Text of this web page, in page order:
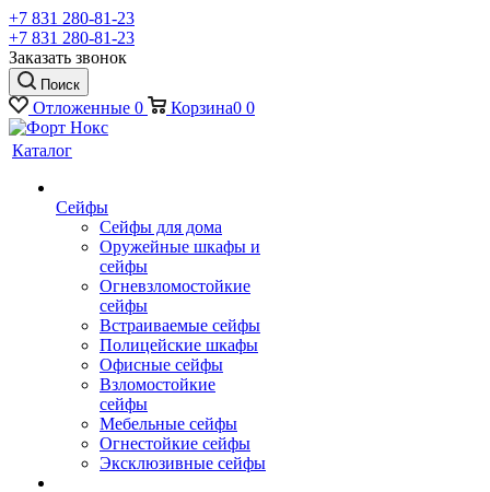
+7 831 280-81-23
+7 831 280-81-23
Заказать звонок
Поиск
Отложенные 0 Корзина0 0
Каталог
Сейфы
Сейфы для дома
Оружейные шкафы и
сейфы
Огневзломостойкие
сейфы
Встраиваемые сейфы
Полицейские шкафы
Офисные сейфы
Взломостойкие
сейфы
Мебельные сейфы
Огнестойкие сейфы
Эксклюзивные сейфы